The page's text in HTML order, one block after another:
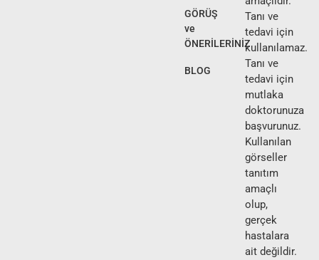
GÖRÜŞ
ve
ÖNERİLERİNİZ
BLOG
Tanı ve
tedavi için
kullanılamaz.
Tanı ve
tedavi için
mutlaka
doktorunuza
başvurunuz.
Kullanılan
görseller
tanıtım
amaçlı
olup,
gerçek
hastalara
ait değildir.